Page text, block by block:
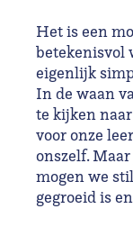
Het is een
betekenisvol
eigenlijk
In de waan
te kijken
voor onze
onszelf.
mogen we
gegroeid is